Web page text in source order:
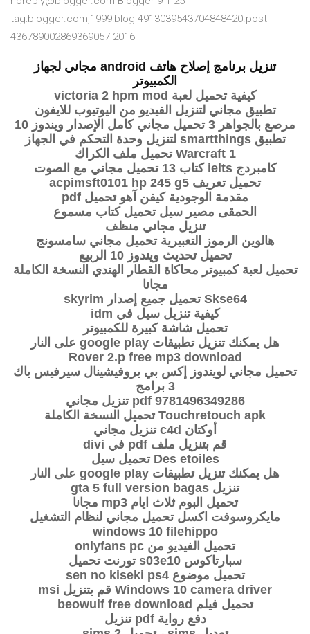
tag:blogger.com,1999:blog-4913039543704848420.post-
436789002869369057 2016
تنزيل برنامج إصلاح هاتف android مجاني لجهاز
الكمبيوتر
كيفية تحميل لعبة victoria 2 hpm mod
تطبيق مجاني لتنزيل الفيديو من اليوتيوب للايفون
مرصع بالجواهر 3 تحميل مجاني كامل الإصدار ويندوز 10
تطبيق smartthings لتنزيل وحدة التحكم في الجهاز
Warcraft 1 تحميل ملف الكراك
كامبردج ielts كتاب 13 تحميل مجاني مع الصوت
تحميل تعريف acpimsft0101 hp 245 g5
مقدمة الوجودية كيفن آهو تحميل pdf
الحمقى مصير سيل تحميل كتاب مسموع
تنزيل مجاني منظف
هالوين الرموز التعبيرية تحميل مجاني سامسونج
تحميل تحديث ويندوز 10 الربيع
تحميل لعبة كمبيوتر محاكاة القطار الهندي النسخة الكاملة
مجانا
Skse64 تحميل جميع إصدار skyrim
كيفية تنزيل سيل في idm
تحميل شاشة كبيرة للكمبيوتر
هل يمكنك تنزيل تطبيقات google play على النار
Rover 2.p free mp3 download
تحميل مجاني لويندوز إكس بي بروفيشينال سيرفيس باك
3 برامج
9781496349286 pdf تنزيل مجاني
Touchretouch apk تحميل النسخة الكاملة
أوكتان c4d تنزيل مجاني
قم بتنزيل ملف pdf في divi
Des etoiles تحميل سيل
هل يمكنك تنزيل تطبيقات google play على النار
تنزيل gta 5 full version bagas
تحميل البوم ثلاث ايام mp3 مجانا
مايكروسوفت اكسل تحميل مجاني لنظام التشغيل
windows 10 filehippo
تحميل الفيديو من onlyfans pc
سبارتاكوس s03e10 تورنت تحميل
تحميل موضوع sen no kiseki ps4
Windows 10 camera driver قم بتنزيل msi
تحميل فيلم beowulf free download
دفع رواية pdf تنزيل